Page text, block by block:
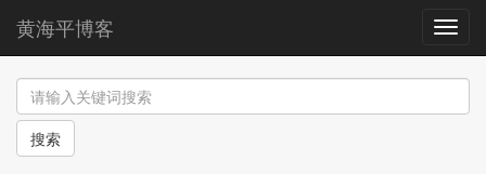
导
航
黄海平博客
搜索